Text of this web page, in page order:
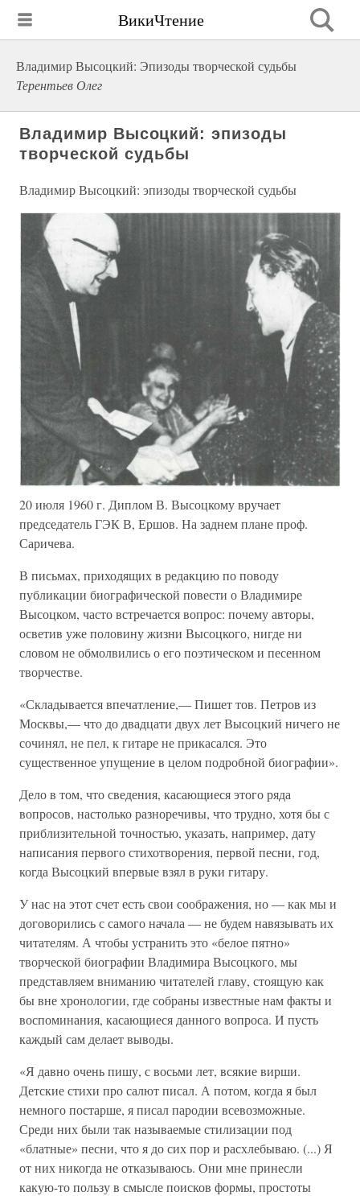
ВикиЧтение
Владимир Высоцкий: Эпизоды творческой судьбы
Терентьев Олег
Владимир Высоцкий: эпизоды
творческой судьбы
Владимир Высоцкий: эпизоды творческой судьбы
20 июля 1960 г. Диплом В. Высоцкому вручает
председатель ГЭК В, Ершов. На заднем плане проф.
Саричева.
В письмах, приходящих в редакцию по поводу
публикации биографической повести о Владимире
Высоцком, часто встречается вопрос: почему авторы,
осветив уже половину жизни Высоцкого, нигде ни
словом не обмолвились о его поэтическом и песенном
творчестве.
«Складывается впечатление,— Пишет тов. Петров из
Москвы,— что до двадцати двух лет Высоцкий ничего не
сочинял, не пел, к гитаре не прикасался. Это
существенное упущение в целом подробной биографии».
Дело в том, что сведения, касающиеся этого ряда
вопросов, настолько разноречивы, что трудно, хотя бы с
приблизительной точностью, указать, например, дату
написания первого стихотворения, первой песни, год,
когда Высоцкий впервые взял в руки гитару.
У нас на этот счет есть свои соображения, но — как мы и
договорились с самого начала — не будем навязывать их
читателям. А чтобы устранить это «белое пятно»
творческой биографии Владимира Высоцкого, мы
представляем вниманию читателей главу, стоящую как
бы вне хронологии, где собраны известные нам факты и
воспоминания, касающиеся данного вопроса. И пусть
каждый сам делает выводы.
«Я давно очень пишу, с восьми лет, всякие вирши.
Детские стихи про салют писал. А потом, когда я был
немного постарше, я писал пародии всевозможные.
Среди них были так называемые стилизации под
«блатные» песни, что я до сих пор и расхлебываю. (...) Я
от них никогда не отказываюсь. Они мне принесли
какую-то пользу в смысле поисков формы, простоты